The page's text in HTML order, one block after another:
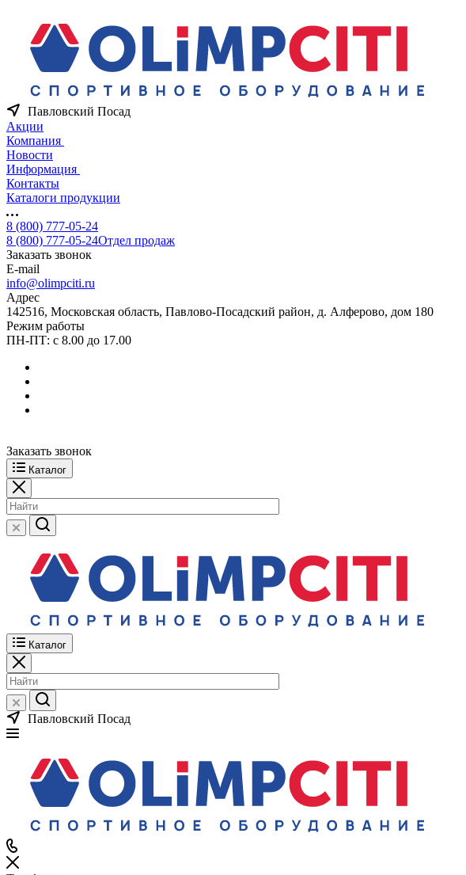
Павловский Посад
Акции
Компания
Новости
Информация
Контакты
Каталоги продукции
8 (800) 777-05-24
8 (800) 777-05-24Отдел продаж
Заказать звонок
E-mail
info@olimpciti.ru
Адрес
142516, Московская область, Павлово-Посадский район, д. Алферово, дом 180
Режим работы
ПН-ПТ: с 8.00 до 17.00
Заказать звонок
Каталог
Каталог
Павловский Посад